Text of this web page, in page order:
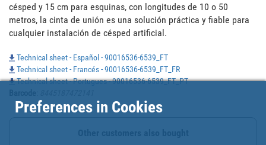
césped y 15 cm para esquinas, con longitudes de 10 o 50
metros, la cinta de unión es una solución práctica y fiable para
cualquier instalación de césped artificial.
Technical sheet - Español - 90016536-6539_FT
Technical sheet - Francés - 90016536-6539_FT_FR
Technical sheet - Portugues - 90016536-6539_FT_PT
Preferences in Cookies